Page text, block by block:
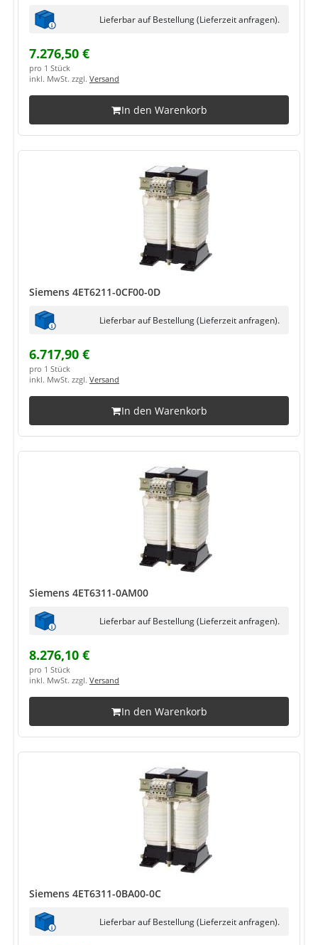
Lieferbar auf Bestellung (Lieferzeit anfragen).
7.276,50 €
pro 1 Stück
inkl. MwSt. zzgl. Versand
In den Warenkorb
Siemens 4ET6211-0CF00-0D
Lieferbar auf Bestellung (Lieferzeit anfragen).
6.717,90 €
pro 1 Stück
inkl. MwSt. zzgl. Versand
In den Warenkorb
Siemens 4ET6311-0AM00
Lieferbar auf Bestellung (Lieferzeit anfragen).
8.276,10 €
pro 1 Stück
inkl. MwSt. zzgl. Versand
In den Warenkorb
Siemens 4ET6311-0BA00-0C
Lieferbar auf Bestellung (Lieferzeit anfragen).